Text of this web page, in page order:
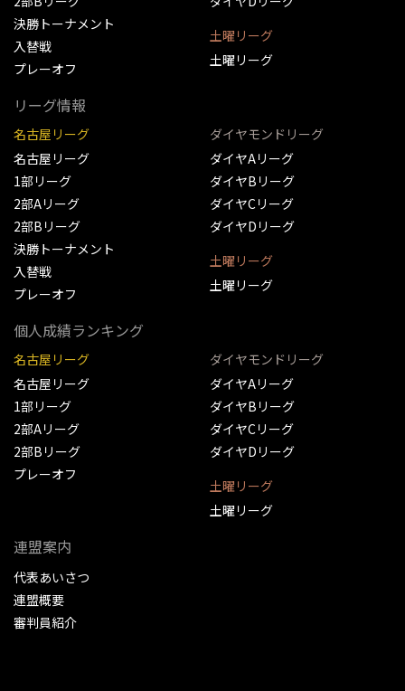
決勝トーナメント
入替戦
プレーオフ
土曜リーグ
土曜リーグ
リーグ情報
名古屋リーグ
名古屋リーグ
1部リーグ
2部Aリーグ
2部Bリーグ
決勝トーナメント
入替戦
プレーオフ
ダイヤモンドリーグ
ダイヤAリーグ
ダイヤBリーグ
ダイヤCリーグ
ダイヤDリーグ
土曜リーグ
土曜リーグ
個人成績ランキング
名古屋リーグ
名古屋リーグ
1部リーグ
2部Aリーグ
2部Bリーグ
プレーオフ
ダイヤモンドリーグ
ダイヤAリーグ
ダイヤBリーグ
ダイヤCリーグ
ダイヤDリーグ
土曜リーグ
土曜リーグ
連盟案内
代表あいさつ
連盟概要
審判員紹介